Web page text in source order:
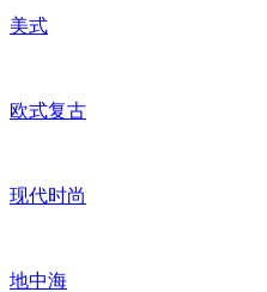
美式
欧式复古
现代时尚
地中海